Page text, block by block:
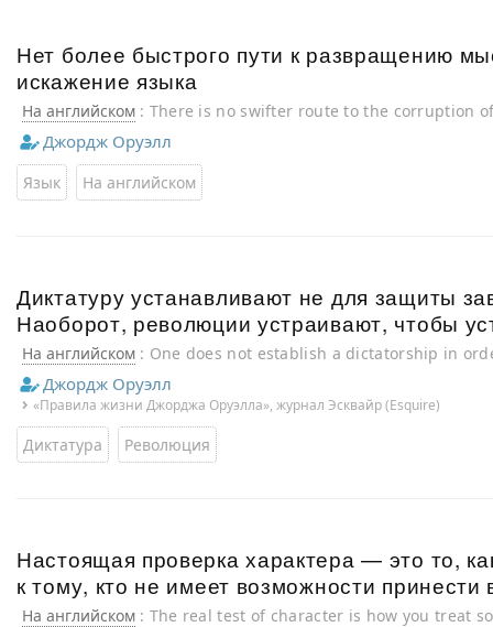
Нет более быстрого пути к развращению
искажение языка
На английском : There is no swifter route to the corruption
corruption of language
Джордж Оруэлл
Язык На английском
Диктатуру устанавливают не для защиты
Наоборот, революции устраивают, чтобы
На английском : One does not establish a dictatorship in
revolution; one makes a revolution in order to establish a
Джордж Оруэлл
«Правила жизни Джорджа Оруэлла», журнал Эсквайр (Esquire)
Диктатура Революция
Настоящая проверка характера — это то,
к тому, кто не имеет возможности принести
На английском : The real test of character is how you treat